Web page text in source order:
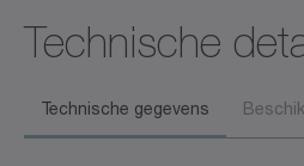
Technische
Technische gegevens